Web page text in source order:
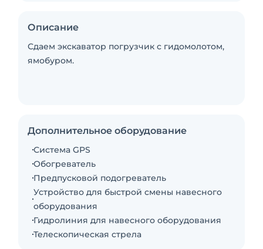
Описание
Сдаем экскаватор погрузчик с гидомолотом,
ямобуром.
Дополнительное оборудование
Система GPS
Обогреватель
Предпусковой подогреватель
Устройство для быстрой смены навесного
оборудования
Гидролиния для навесного оборудования
Телескопическая стрела